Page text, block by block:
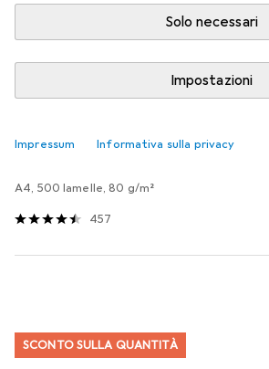
Solo necessari
Impostazioni
Impressum Informativa sulla privacy
Rilevanza
Elenco dei prodotti
EUR
15,43
A4, 500 lamelle, 80 g/m²
457
SCONTO SULLA QUANTITÀ